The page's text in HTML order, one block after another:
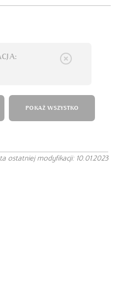
POKAŻ WSZYSTKO
ostatniej modyfikacji: 10.01.2023